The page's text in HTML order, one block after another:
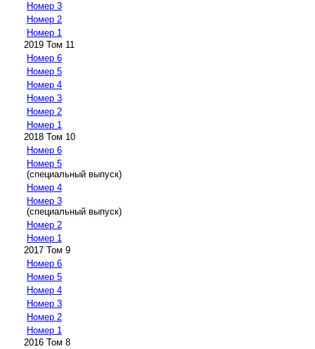
Номер 3
Номер 2
Номер 1
2019 Том 11
Номер 6
Номер 5
Номер 4
Номер 3
Номер 2
Номер 1
2018 Том 10
Номер 6
Номер 5
(специальный выпуск)
Номер 4
Номер 3
(специальный выпуск)
Номер 2
Номер 1
2017 Том 9
Номер 6
Номер 5
Номер 4
Номер 3
Номер 2
Номер 1
2016 Том 8